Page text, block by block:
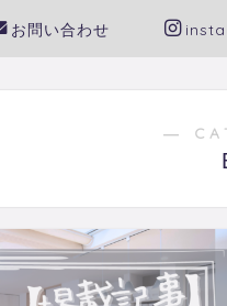
お問い合わせ
―